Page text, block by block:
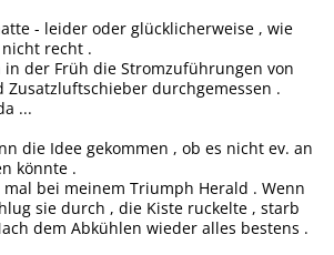
- leider oder glücklicherweise , wie
recht .
in der Früh die Stromzuführungen von
durchgemessen .
...
die Idee gekommen , ob es nicht ev. an
könnte .
mal bei meinem Triumph Herald . Wenn
sie durch , die Kiste ruckelte , starb
dem Abkühlen wieder alles bestens .